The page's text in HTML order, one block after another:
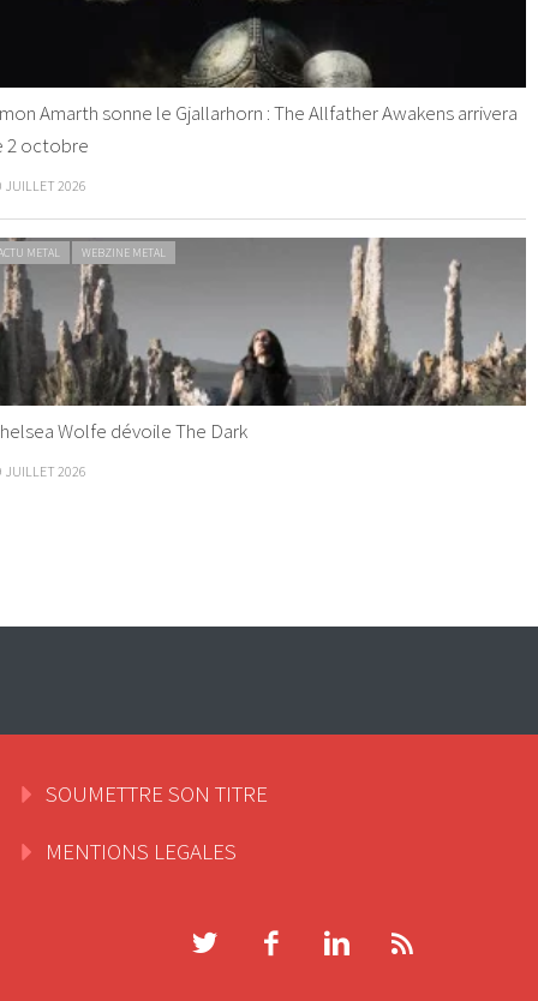
Amarth sonne le Gjallarhorn : The Allfather Awakens arrivera
2 octobre
JUILLET 2026
METAL WEBZINE METAL
Wolfe dévoile The Dark
JUILLET 2026
SOUMETTRE SON TITRE
MENTIONS LEGALES